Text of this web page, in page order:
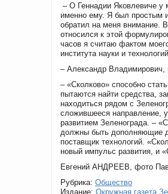
– О Геннадии Яковлевиче у
именно ему. Я был простым
обратил на меня внимание.
относился к этой
часов я считаю фактом
института науки и
– Александр Владимирович,
– «Сколково» способно
пытаются найти средства,
находиться рядом с
сложившееся направление,
развитием Зеленограда. –
должны быть дополняющие
поставщик технологий.
новый импульс развития, и
Евгений АНДРЕЕВ, фото
Рубрика: Общество
Издание: Окружная газета